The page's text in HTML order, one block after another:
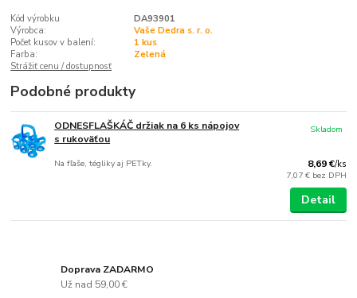
Kód výrobku
DA93901
Výrobca:
Vaše Dedra s. r. o.
Počet kusov v balení:
1 kus
Farba:
Zelená
Strážiť cenu / dostupnosť
Podobné produkty
ODNESFLAŠKÁČ držiak na 6 ks nápojov
s rukoväťou
Na fľaše, tégliky aj PETky. 8,69 €/ks
7,07 € bez DPH
Skladom
Detail
Doprava ZADARMO
Už nad 59,00 €